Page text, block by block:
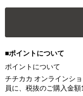
■ポイントについて
ポイントについて
チチカカ オンラインシ
員に、税抜のご購入金